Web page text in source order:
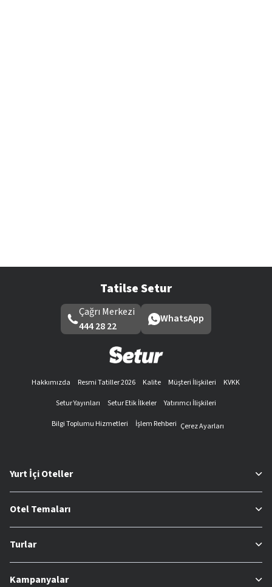
Tatilse Setur
Çağrı Merkezi
444 28 22
WhatsApp
Hakkımızda Resmi Tatiller 2026 Kalite Müşteri İlişkileri
KVKK
Setur Yayınları
Setur Etik İlkeler
Yatırımcı İlişkileri
Bilgi Toplumu Hizmetleri
İşlem Rehberi Çerez Ayarları
Yurt İçi Oteller
Otel Temaları
Turlar
Kampanyalar